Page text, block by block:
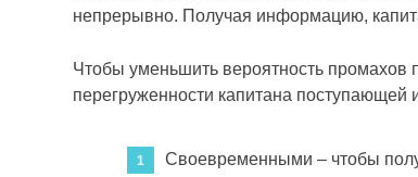
непрерывно. Получая информацию,
Чтобы уменьшить вероятность промахов
перегруженности капитана
Своевременными – чтобы